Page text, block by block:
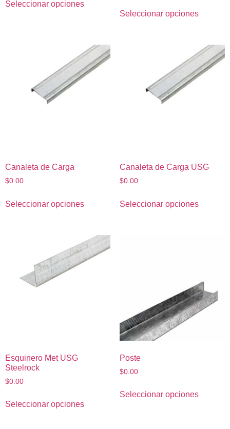
Seleccionar opciones
Seleccionar opciones
Canaleta de Carga
$0.00
Seleccionar opciones
Canaleta de Carga USG
$0.00
Seleccionar opciones
Esquinero Met USG
Steelrock
$0.00
Seleccionar opciones
Poste
$0.00
Seleccionar opciones